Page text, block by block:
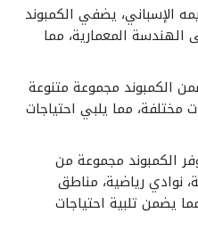
الإسباني، يضفي الكمبوند
الهندسة المعمارية، مما
الكمبوند مجموعة متنوعة
مختلفة، مما يلبي احتياجات
الكمبوند مجموعة من
نوادي رياضية، مناطق
يضمن تلبية احتياجات